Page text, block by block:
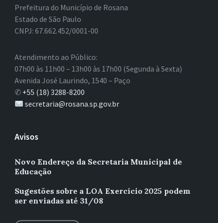
Prefeitura do Município de Rosana
Estado de São Paulo
CNPJ: 67.662.452/0001-00
Atendimento ao Público:
07h00 às 11h00 – 13h00 às 17h00 (Segunda à Sexta)
Avenida José Laurindo, 1540 – Paço
✆ +55 (18) 3288-8200
secretaria@rosana.sp.gov.br
Avisos
Novo Endereço da Secretaria Municipal de
Educação
Sugestões sobre a LOA Exercício 2025 podem
ser enviadas até 31/08